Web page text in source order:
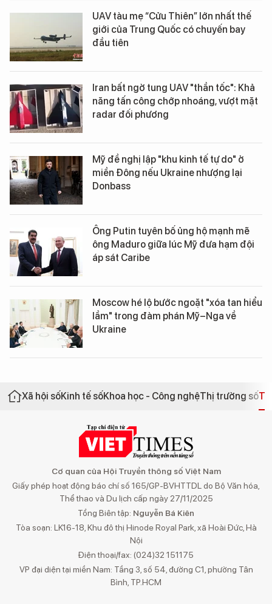
UAV tàu mẹ “Cửu Thiên” lớn nhất thế
giới của Trung Quốc có chuyến bay
đầu tiên
Iran bất ngờ tung UAV "thần tốc": Khả
năng tấn công chớp nhoáng, vượt mặt
radar đối phương
Mỹ đề nghị lập "khu kinh tế tự do" ở
miền Đông nếu Ukraine nhượng lại
Donbass
Ông Putin tuyên bố ủng hộ mạnh mẽ
ông Maduro giữa lúc Mỹ đưa hạm đội
áp sát Caribe
Moscow hé lộ bước ngoặt "xóa tan hiểu
lầm" trong đàm phán Mỹ–Nga về
Ukraine
Xã hội sốKinh tế sốKhoa học - Công nghệThị trường số
Cơ quan của Hội Truyền thông số Việt Nam
Giấy phép hoạt động báo chí số 165/GP-BVHTTDL do Bộ Văn hóa,
Thể thao và Du lịch cấp ngày 27/11/2025
Tổng Biên tập: Nguyễn Bá Kiên
Tòa soạn: LK16-18, Khu đô thị Hinode Royal Park, xã Hoài Đức, Hà
Nội
Điện thoại/fax: (024)32 151175
VP đại diện tại miền Nam: Tầng 3, số 54, đường C1, phường Tân
Bình, TP.HCM